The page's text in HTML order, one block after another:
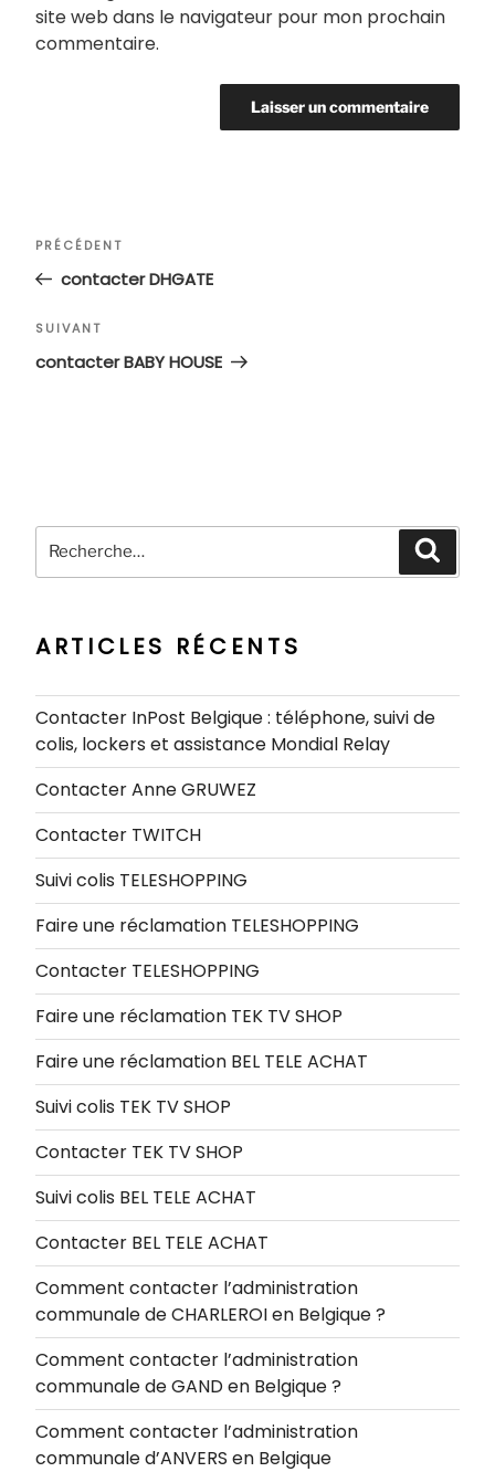
site web dans le navigateur pour mon prochain
commentaire.
Navigation
l’article
Article
précédent
PRÉCÉDENT
contacter DHGATE
Article
suivant
SUIVANT
contacter BABY HOUSE
Recherche
pour
ARTICLES RÉCENTS
Contacter InPost Belgique : téléphone, suivi de
colis, lockers et assistance Mondial Relay
Contacter Anne GRUWEZ
Contacter TWITCH
Suivi colis TELESHOPPING
Faire une réclamation TELESHOPPING
Contacter TELESHOPPING
Faire une réclamation TEK TV SHOP
Faire une réclamation BEL TELE ACHAT
Suivi colis TEK TV SHOP
Contacter TEK TV SHOP
Suivi colis BEL TELE ACHAT
Contacter BEL TELE ACHAT
Comment contacter l’administration
communale de CHARLEROI en Belgique ?
Comment contacter l’administration
communale de GAND en Belgique ?
Comment contacter l’administration
communale d’ANVERS en Belgique